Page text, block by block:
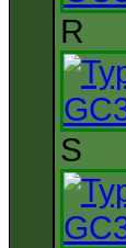
R
S